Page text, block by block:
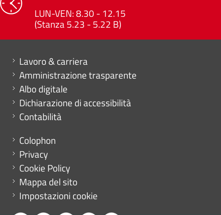
LUN-VEN: 8.30 - 12.15
(Stanza 5.23 - 5.22 B)
Mini menu di servizio
Lavoro & carriera
Amministrazione trasparente
Albo digitale
Dichiarazione di accessibilità
Contabilità
Menu footer
Colophon
Privacy
Cookie Policy
Mappa del sito
Impostazioni cookie